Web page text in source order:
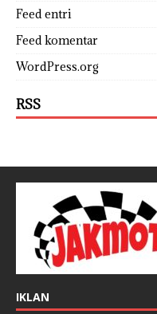
Feed entri
Feed komentar
WordPress.org
RSS
IKLAN